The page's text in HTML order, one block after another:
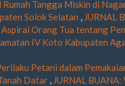
Tangga Miskin di
Solok Selatan
JURNAL
Aspirai Orang Tua tentang
IV Koto Kabupaten
Petani dalam
Datar
JURNAL